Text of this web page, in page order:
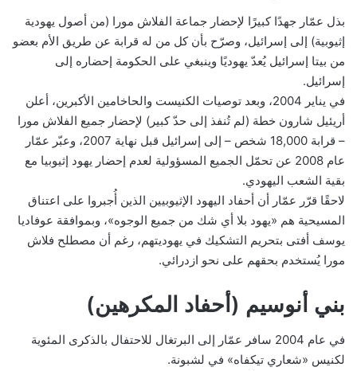
بذل عمّار جهدًا كبيرًا لإحضار جماعة الفلاش مورا (من أصول يهودية
إثيوبية) إلى إسرائيل، وصرّح بأن كل من له قرابة عن طريق الأم بعضو
من بيتا إسرائيل يُعدّ يهوديًا وينبغي على الحكومة إحضاره إلى
إسرائيل.
في يناير 2004، وبعد توصيات الكنيست والحاخامين الأكبرين، أعلن
أريئيل شارون خطة (لم تُنفذ إلى حدّ كبير) لإحضار جميع الفلاش مورا
– قرابة 18,000 شخص – إلى إسرائيل قبل نهاية 2007، وعبّر عمّار
عام 2008 عن تحمّل الجميع المسؤولية لعدم إحضار يهود إثيوبيا مع
بقية الشعب اليهودي.
لاحقًا قرّر عمّار أن أحفاد اليهود الإثيوبيين الذين أُجبروا على اعتناق
المسيحية هم «يهود بلا أي شك من جميع الوجوه»، وبموافقة عوفاديا
يوسف أفتى بتحريم التشكيك في يهوديتهم، رغم أن مصطلح فلاش
مورا يُستخدم بحقهم على نحو ازدرائي.
بني أنوسيم (أحفاد المكرهين)
في عام 2004 سافر عمّار إلى البرتغال للاحتفال بالذكرى المئوية
لكنيس «شعاري تيكفاه» في لشبونة.